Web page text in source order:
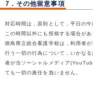
7．その他留意事項
対応時間は，原則として，平日の
この時間以外にも投稿する場合があ
徳島県立総合看護学校は，利用者
行う一切の行為について，いかな
者が当ソーシャルメディア
ても一切の責任を負いません。